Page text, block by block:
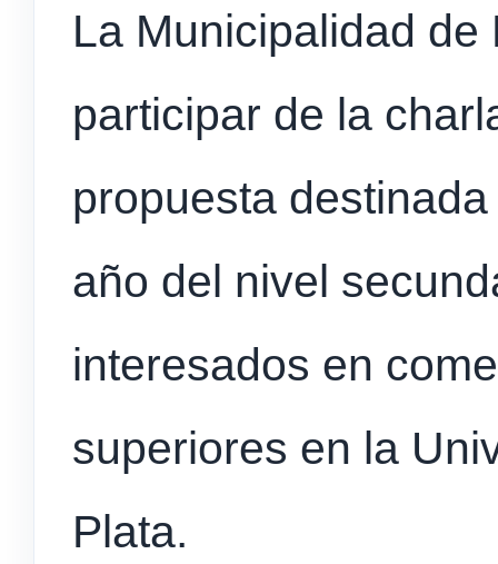
La Municipalidad
participar de la
propuesta
año del nivel
interesados en
superiores en la
Plata.